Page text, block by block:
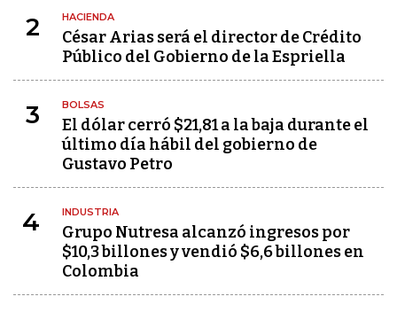
2 HACIENDA
César Arias será el director de Crédito
Público del Gobierno de la Espriella
3 BOLSAS
El dólar cerró $21,81 a la baja durante el
último día hábil del gobierno de
Gustavo Petro
4 INDUSTRIA
Grupo Nutresa alcanzó ingresos por
$10,3 billones y vendió $6,6 billones en
Colombia